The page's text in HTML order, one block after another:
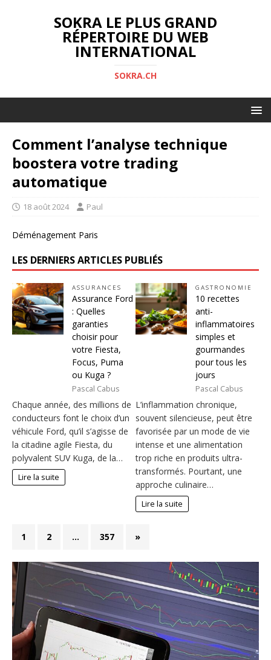
SOKRA LE PLUS GRAND
RÉPERTOIRE DU WEB
INTERNATIONAL
SOKRA.CH
Comment l’analyse technique
boostera votre trading
automatique
18 août 2024 Paul
Déménagement Paris
LES DERNIERS ARTICLES PUBLIÉS
ASSURANCES
Assurance Ford
: Quelles
garanties
choisir pour
votre Fiesta,
Focus, Puma
ou Kuga ?
Pascal Cabus
Chaque année, des millions de
conducteurs font le choix d’un
véhicule Ford, qu’il s’agisse de
la citadine agile Fiesta, du
polyvalent SUV Kuga, de la…
Lire la suite
GASTRONOMIE
10 recettes
anti-
inflammatoires
simples et
gourmandes
pour tous les
jours
Pascal Cabus
L’inflammation chronique,
souvent silencieuse, peut être
favorisée par un mode de vie
intense et une alimentation
trop riche en produits ultra-
transformés. Pourtant, une
approche culinaire…
Lire la suite
1 2 … 357 »